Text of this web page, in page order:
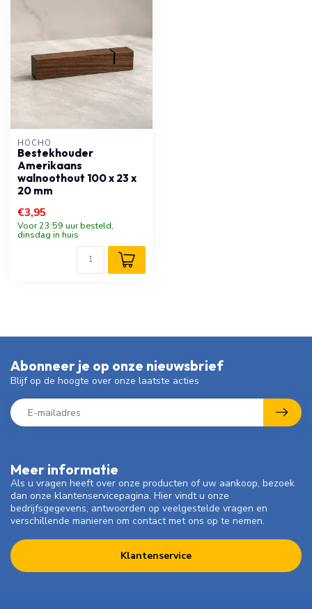
HOCHO
Bestekhouder
Amerikaans
walnoothout 100 x 23 x
20 mm
€3,95
Voor 23:59 uur besteld,
dinsdag in huis
Meer informatie
Als u vragen heeft over onze producten of uw aankoop, bezoek
dan onze klantenservicepagina. Hier vindt u onze
bedrijfsgegevens, antwoorden op veelgestelde vragen en
verschillende manieren om contact met ons op te nemen.
Klantenservice
Abonneer je op onze nieuwsbrief
Blijf op de hoogte over onze laatste acties